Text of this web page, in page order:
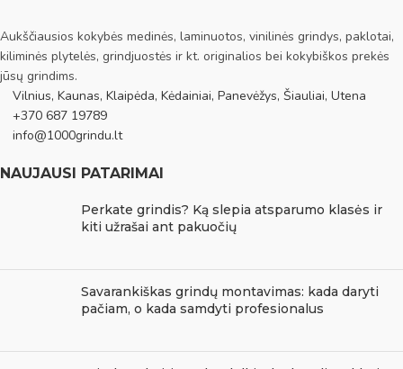
Aukščiausios kokybės medinės, laminuotos, vinilinės grindys, paklotai,
kiliminės plytelės, grindjuostės ir kt. originalios bei kokybiškos prekės
jūsų grindims.
Vilnius, Kaunas, Klaipėda, Kėdainiai, Panevėžys, Šiauliai, Utena
+370 687 19789
info@1000grindu.lt
NAUJAUSI PATARIMAI
Perkate grindis? Ką slepia atsparumo klasės ir
kiti užrašai ant pakuočių
Savarankiškas grindų montavimas: kada daryti
pačiam, o kada samdyti profesionalus